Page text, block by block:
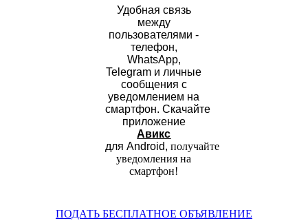
Удобная связь
между
пользователями -
телефон,
WhatsApp,
Telegram и личные
сообщения с
уведомлением на
смартфон. Скачайте
приложение
Авикс
для Android, получайте
уведомления на
смартфон!
ПОДАТЬ БЕСПЛАТНОЕ ОБЪЯВЛЕНИЕ